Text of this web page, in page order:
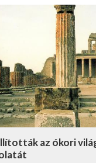
az ókori